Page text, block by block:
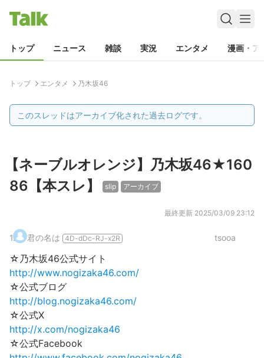
トップ ニュース 雑談 実況 エンタメ 漫画・ア
トップ エンタメ 乃木坂46
このスレッドはアーカイブ化された過去ログです。
【ネーブルオレンジ】乃木坂46★160
86【本スレ】
slip アーカイブ
最終更新 2025/03/09 23:12
1. 君の名は 4D-dDc-RJ-x2R tsooa
☆乃木坂46公式サイト
http://www.nogizaka46.com/
☆公式ブログ
http://blog.nogizaka46.com/
☆公式X
http://x.com/nogizaka46
☆公式Facebook